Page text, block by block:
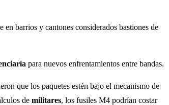
barrios y cantones considerados bastiones de
para nuevos enfrentamientos entre bandas.
que los paquetes estén bajo el mecanismo de
de militares, los fusiles M4 podrían costar